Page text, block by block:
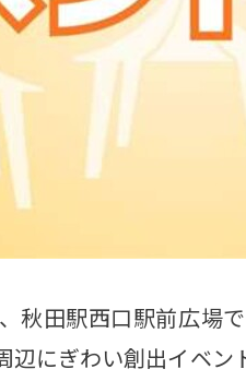
秋田駅西口駅前広場
辺にぎわい創出イベ